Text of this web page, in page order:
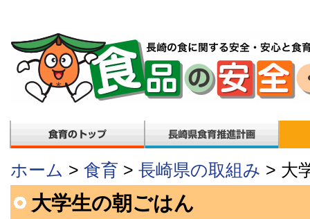
ホーム > 食育 > 長崎県の取組み > 大
大学生の朝ごはん